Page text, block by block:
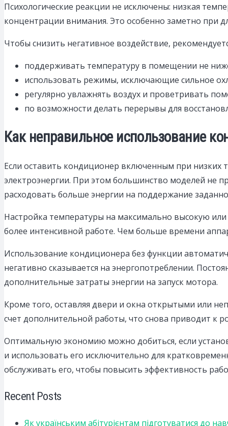
Психологические реакции не исключены: низкая
концентрации внимания. Это особенно заметно при
Чтобы снизить негативное воздействие,
поддерживать температуру в помещении не
использовать режимы, исключающие сильное
регулярно увлажнять воздух и проветривать
по возможности делать перерывы для
Как неправильное использование
Если оставить кондиционер включенным при низких
электроэнергии. При этом большинство моделей не
расходовать больше энергии на поддержание
Настройка температуры на максимально высокую
более интенсивной работе. Чем больше времени
Использование кондиционера без функции
негативно сказывается на энергопотреблении.
дополнительные затраты энергии на запуск мотора.
Кроме того, оставляя двери и окна открытыми или
счет дополнительной работы, что снова приводит к
Оптимальную экономию можно добиться, если
и использовать его исключительно для
обслуживать его, чтобы повысить эффективность
Recent Posts
Як українським абітурієнтам підготуватися до